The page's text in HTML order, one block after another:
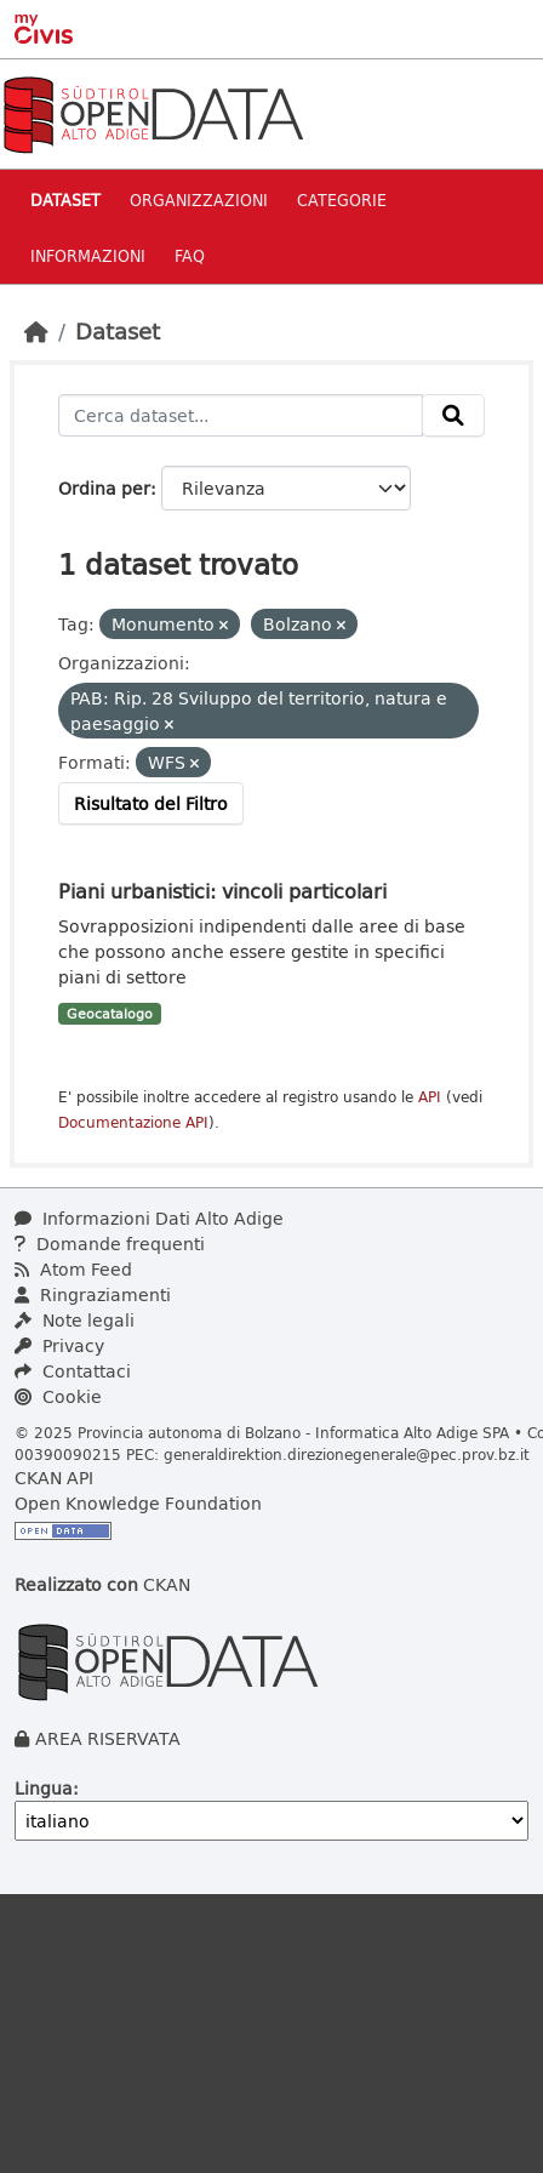
Skip to main content
DATASET ORGANIZZAZIONI CATEGORIE
INFORMAZIONI FAQ
Dataset
Ordina per
1 dataset trovato
Tag: Monumento
Bolzano
Organizzazioni:
PAB: Rip. 28 Sviluppo del territorio, natura e
paesaggio
Formati:
WFS
Risultato del Filtro
Piani urbanistici: vincoli particolari
Sovrapposizioni indipendenti dalle aree di base
che possono anche essere gestite in specifici
piani di settore
Geocatalogo
E' possibile inoltre accedere al registro usando le API (vedi
Documentazione API).
Informazioni Dati Alto Adige
Domande frequenti
Atom Feed
Ringraziamenti
Note legali
Privacy
Contattaci
Cookie
© 2025 Provincia autonoma di Bolzano - Informatica Alto Adige SPA •
00390090215 PEC: generaldirektion.direzionegenerale@pec.prov.bz.it
CKAN API
Open Knowledge Foundation
Realizzato conCKAN
AREA RISERVATA
Lingua